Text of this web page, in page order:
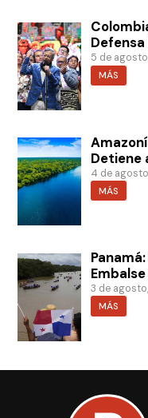
5 de
MÁS
Detiene
4 de
MÁS
3 de
MÁS